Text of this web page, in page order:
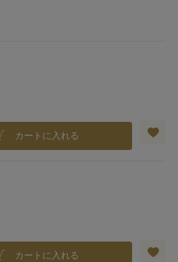
カートに入れる
カートに入れる